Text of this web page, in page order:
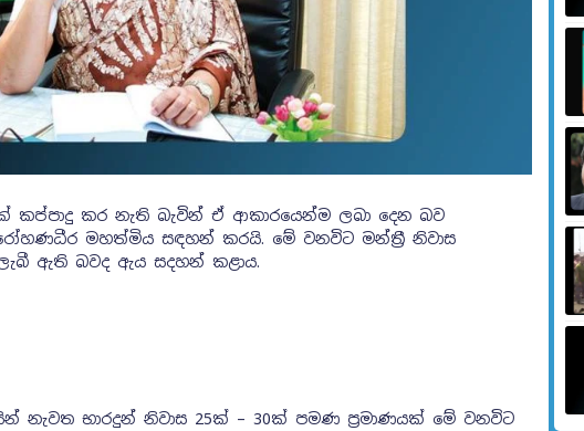
කප්පාදු කර නැති බැවින් ඒ ආකාරයෙන්ම ලබා දෙන බව
මහත්මිය සඳහන් කරයි. මේ වනවිට මන්ත්‍රී නිවාස
ඇති බවද ඇය සදහන් කළාය.
නැවත භාරදුන් නිවාස 25ක් – 30ක් පමණ ප්‍රමාණයක් මේ වනවිට